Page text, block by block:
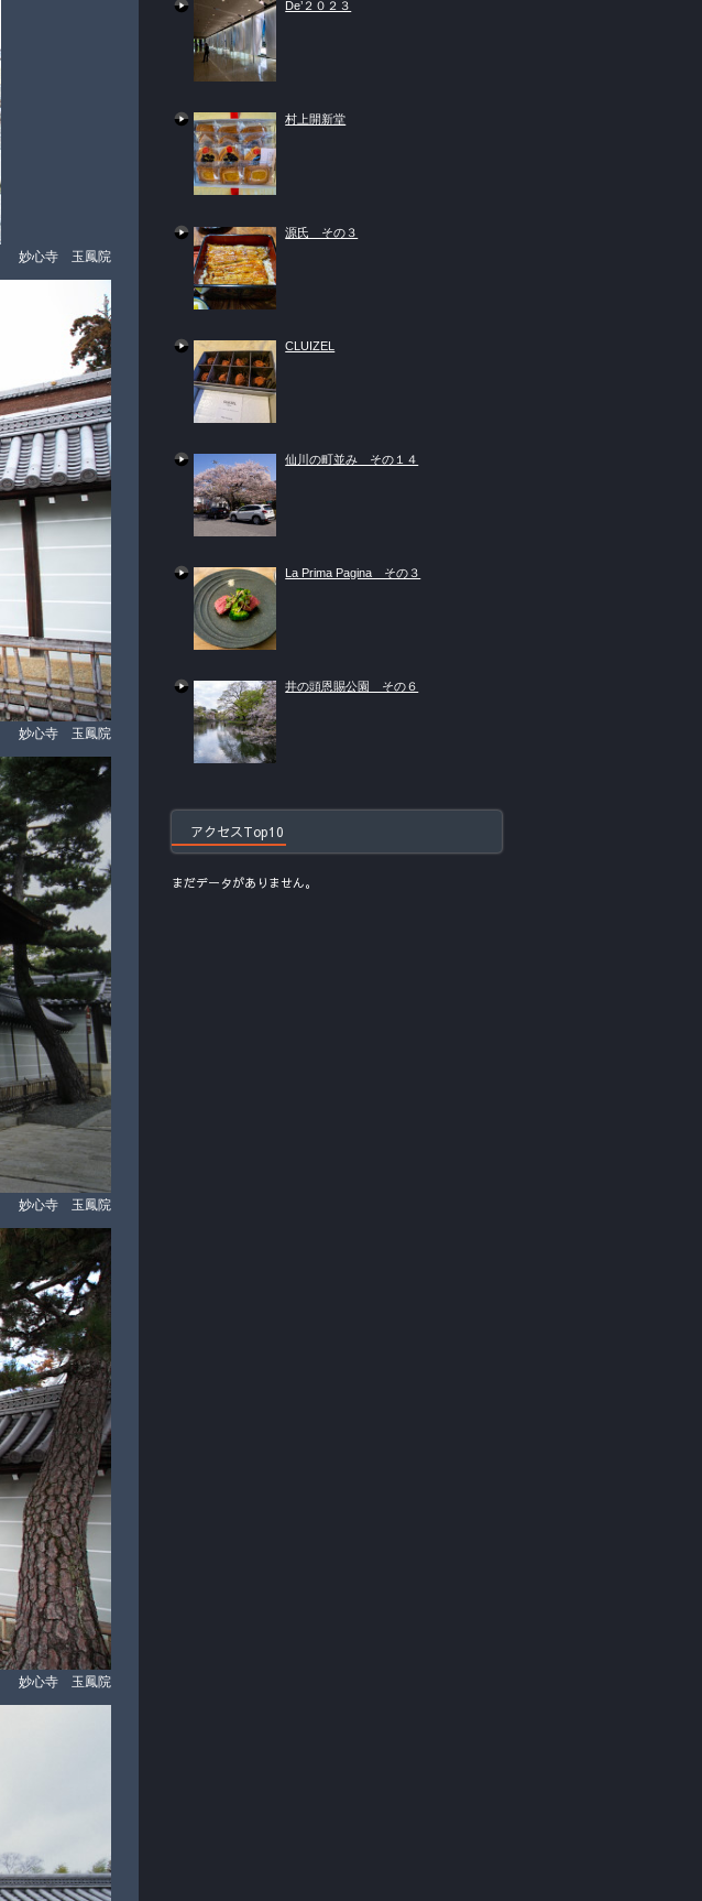
妙心寺 玉鳳院
妙心寺 玉鳳院
妙心寺 玉鳳院
妙心寺 玉鳳院
De’２０２３
村上開新堂
源氏 その３
CLUIZEL
仙川の町並み その１４
La Prima Pagina その３
井の頭恩賜公園 その６
アクセスTop10
まだデータがありません。